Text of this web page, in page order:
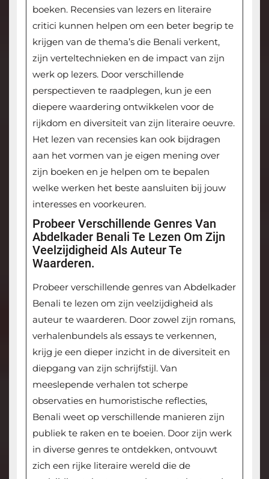
boeken. Recensies van lezers en literaire
critici kunnen helpen om een beter begrip te
krijgen van de thema’s die Benali verkent,
zijn verteltechnieken en de impact van zijn
werk op lezers. Door verschillende
perspectieven te raadplegen, kun je een
diepere waardering ontwikkelen voor de
rijkdom en diversiteit van zijn literaire oeuvre.
Het lezen van recensies kan ook bijdragen
aan het vormen van je eigen mening over
zijn boeken en je helpen om te bepalen
welke werken het beste aansluiten bij jouw
interesses en voorkeuren.
Probeer Verschillende Genres Van
Abdelkader Benali Te Lezen Om Zijn
Veelzijdigheid Als Auteur Te
Waarderen.
Probeer verschillende genres van Abdelkader
Benali te lezen om zijn veelzijdigheid als
auteur te waarderen. Door zowel zijn romans,
verhalenbundels als essays te verkennen,
krijg je een dieper inzicht in de diversiteit en
diepgang van zijn schrijfstijl. Van
meeslepende verhalen tot scherpe
observaties en humoristische reflecties,
Benali weet op verschillende manieren zijn
publiek te raken en te boeien. Door zijn werk
in diverse genres te ontdekken, ontvouwt
zich een rijke literaire wereld die de